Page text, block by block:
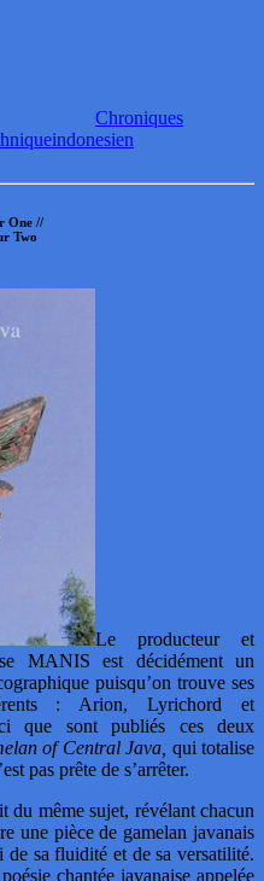
Chroniques
indonesien
One //
Two
Le producteur et
MANIS est décidément un
puisqu’on trouve ses
: Arion, Lyrichord et
que sont publiés ces deux
of Central Java, qui totalise
pas prête de s’arrêter.
du même sujet, révélant chacun
une pièce de gamelan javanais
de sa fluidité et de sa versatilité.
chantée javanaise appelée